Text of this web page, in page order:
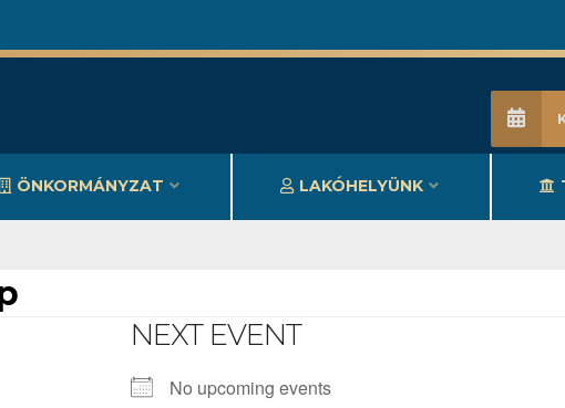
ÖNKORMÁNYZAT LAKÓHELYÜNK
NEXT EVENT
No upcoming events